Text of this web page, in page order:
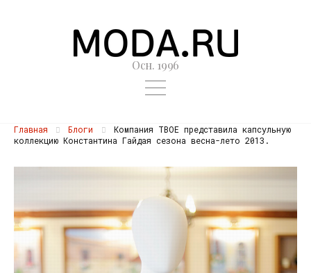
Осн. 1996
Главная Блоги
Компания ТВОЕ представила капсульную
коллекцию Константина Гайдая сезона весна-лето 2013.